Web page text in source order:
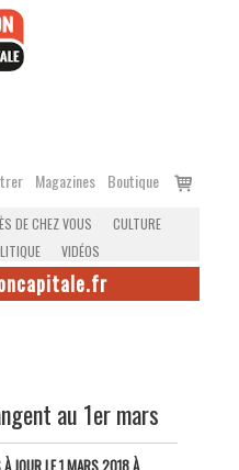
Magazines Boutique
Voir
DE CHEZ VOUS
CULTURE
VIDÉOS
au 1er mars